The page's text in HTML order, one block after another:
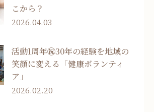
こから？
2026.04.03
活動1周年㊗30年の経験を地域の
笑顔に変える「健康ボランティ
ア」
2026.02.20